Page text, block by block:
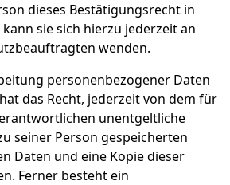
dieses Bestätigungsrecht in
sie sich hierzu jederzeit an
wenden.
personenbezogener Daten
das Recht, jederzeit von dem für
unentgeltliche
seiner Person gespeicherten
Daten und eine Kopie dieser
Ferner besteht ein